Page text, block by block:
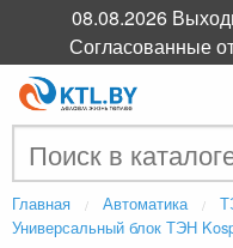
Главная Автоматика
Универсальный блок ТЭН
08.08.2026
Согласованные